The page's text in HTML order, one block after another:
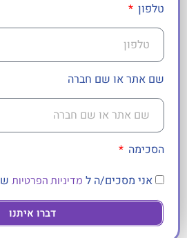
טלפון
שם אתר או שם חברה
הסכימה
אני מסכים/ה ל מדיניות הפרטיות
דברו איתנו